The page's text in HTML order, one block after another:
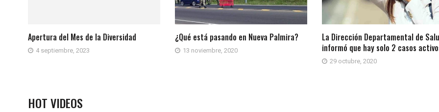
Apertura del Mes de la Diversidad
4 septiembre, 2023
¿Qué está pasando en Nueva Palmira?
13 noviembre, 2020
La Dirección Departamental de
informó que hay solo 2 casos
29 octubre, 2020
HOT VIDEOS